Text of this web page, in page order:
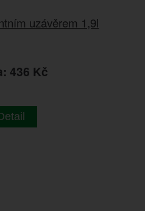
uzávěrem 1,9l
436 Kč